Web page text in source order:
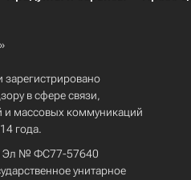
в сфере связи,
массовых коммуникаций
года.
Эл № ФС77-57640
унитарное